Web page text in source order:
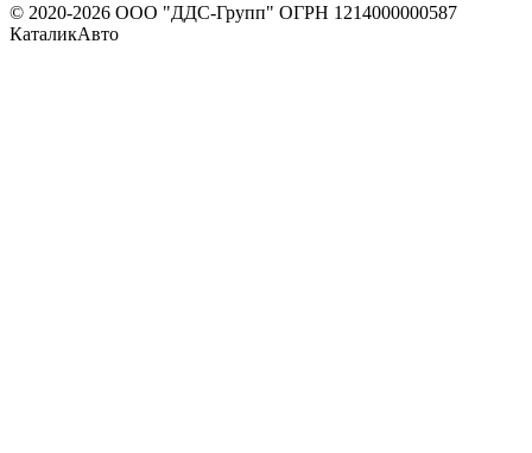
© 2020-2026 ООО "ДДС-Групп" ОГРН 1214000000587
КаталикАвто